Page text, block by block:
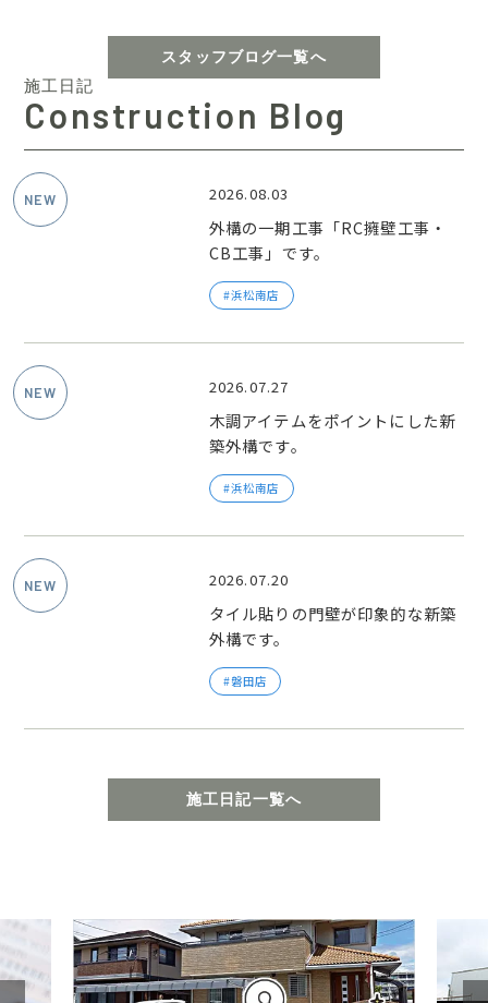
スタッフブログ一覧へ
施工日記
Construction Blog
2026.08.03
外構の一期工事「RC擁壁工事・
CB工事」です。
浜松南店
2026.07.27
木調アイテムをポイントにした新
築外構です。
浜松南店
2026.07.20
タイル貼りの門壁が印象的な新築
外構です。
磐田店
施工日記一覧へ